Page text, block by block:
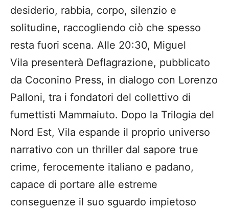
desiderio, rabbia, corpo, silenzio e
solitudine, raccogliendo ciò che spesso
resta fuori scena. Alle 20:30, Miguel
Vila presenterà Deflagrazione, pubblicato
da Coconino Press, in dialogo con Lorenzo
Palloni, tra i fondatori del collettivo di
fumettisti Mammaiuto. Dopo la Trilogia del
Nord Est, Vila espande il proprio universo
narrativo con un thriller dal sapore true
crime, ferocemente italiano e padano,
capace di portare alle estreme
conseguenze il suo sguardo impietoso